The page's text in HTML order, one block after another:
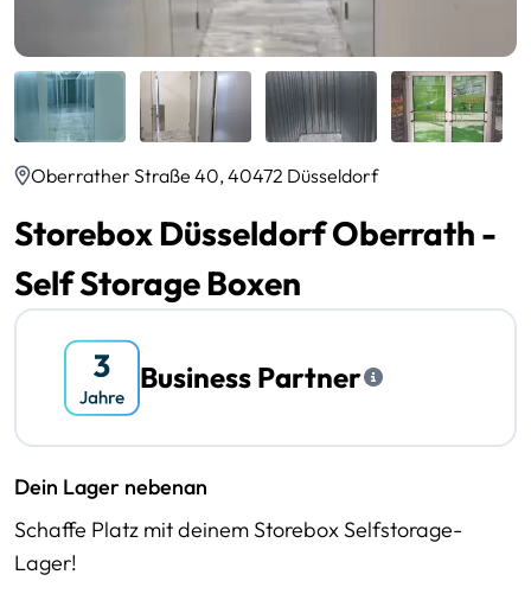
Oberrather Straße 40, 40472 Düsseldorf
Storebox Düsseldorf Oberrath -
Self Storage Boxen
Business Partner
Dein Lager nebenan
Schaffe Platz mit deinem Storebox Selfstorage-
Lager!